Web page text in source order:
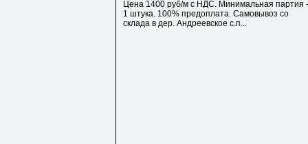
Цена 1400 руб/м с НДС. Минимальная партия -
1 штука. 100% предоплата. Самовывоз со
склада в дер. Андреевское с.п...